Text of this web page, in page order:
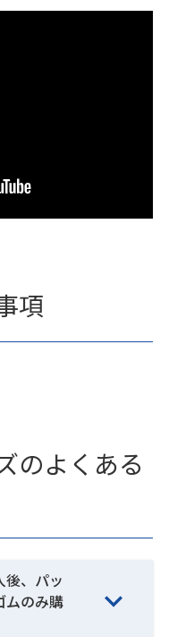
項
のよくある
後、パッ
ムのみ購